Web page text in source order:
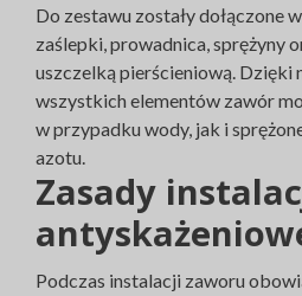
Do zestawu zostały dołączone
zaślepki, prowadnica, sprężyny
uszczelką pierścieniową. Dzięki
wszystkich elementów zawór
w przypadku wody, jak i
azotu.
Zasady
Podczas instalacji zaworu